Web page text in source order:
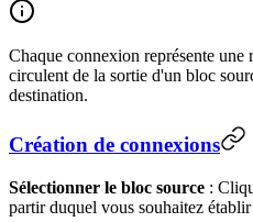
Chaque connexion représente une
circulent de la sortie d'un bloc
destination.
Création de connexions
Sélectionner le bloc source :
partir duquel vous souhaitez